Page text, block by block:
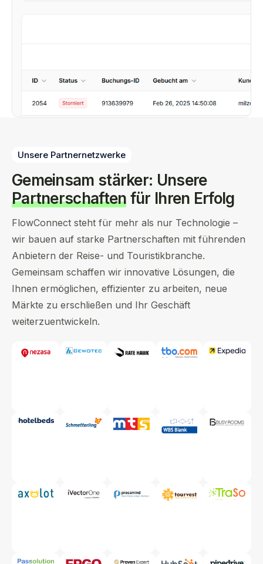
Unsere Partnernetzwerke
Gemeinsam stärker: Unsere
Partnerschaften für Ihren Erfolg
FlowConnect steht für mehr als nur Technologie –
wir bauen auf starke Partnerschaften mit führenden
Anbietern der Reise- und Touristikbranche.
Gemeinsam schaffen wir innovative Lösungen, die
Ihnen ermöglichen, effizienter zu arbeiten, neue
Märkte zu erschließen und Ihr Geschäft
weiterzuentwickeln.